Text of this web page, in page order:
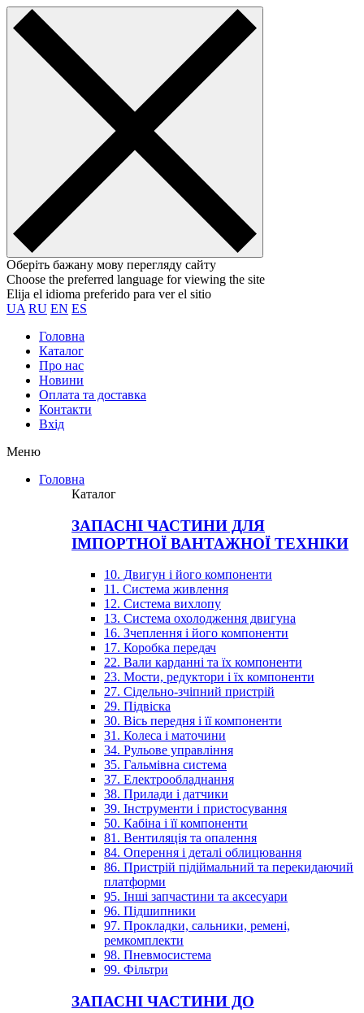
Оберіть бажану мову перегляду сайту
Choose the preferred language for viewing the site
Elija el idioma preferido para ver el sitio
UA RU EN ES
Головна
Каталог
Про нас
Новини
Оплата та доставка
Контакти
Вхiд
Меню
Головна
Каталог
ЗАПАСНІ ЧАСТИНИ ДЛЯ
ІМПОРТНОЇ ВАНТАЖНОЇ ТЕХНІКИ
10. Двигун і його компоненти
11. Система живлення
12. Система вихлопу
13. Система охолодження двигуна
16. Зчеплення і його компоненти
17. Коробка передач
22. Вали карданні та їх компоненти
23. Мости, редуктори і їх компоненти
27. Сідельно-зчіпний пристрій
29. Підвіска
30. Вісь передня і її компоненти
31. Колеса і маточини
34. Рульове управління
35. Гальмівна система
37. Електрообладнання
38. Прилади і датчики
39. Інструменти і пристосування
50. Кабіна і її компоненти
81. Вентиляція та опалення
84. Оперення і деталі облицювання
86. Пристрій підіймальний та перекидаючий
платформи
95. Інші запчастини та аксесуари
96. Підшипники
97. Прокладки, сальники, ремені,
ремкомплекти
98. Пневмосистема
99. Фільтри
ЗАПАСНІ ЧАСТИНИ ДО